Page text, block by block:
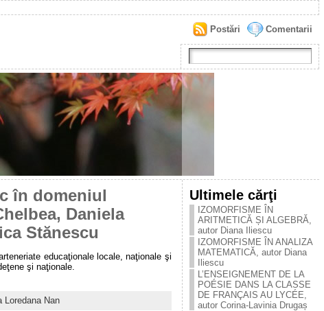
Comentarii
Postări
în domeniul
Daniela
Stănescu
educaţionale locale, naţionale şi
şi naţionale.
Loredana Nan
Ultimele cărţi
IZOMORFISME ÎN
ARITMETICĂ ȘI ALGEBRĂ,
autor Diana Iliescu
IZOMORFISME ÎN ANALIZA
MATEMATICĂ, autor Diana
Iliescu
L’ENSEIGNEMENT DE LA
POÉSIE DANS LA CLASSE
DE FRANÇAIS AU LYCÉE,
autor Corina-Lavinia Drugaș